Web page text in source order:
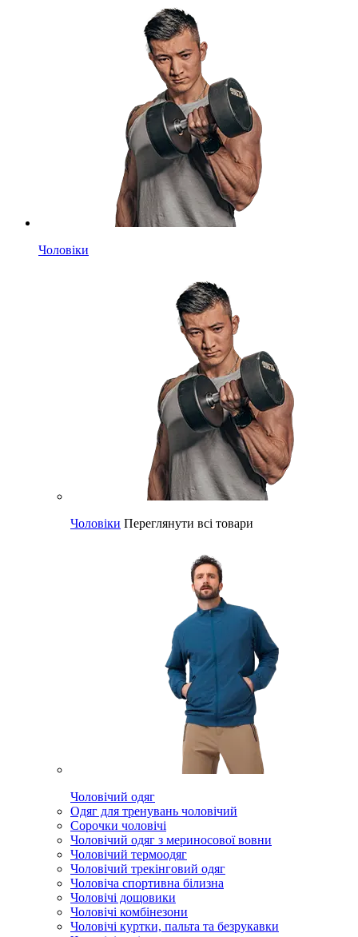
Чоловіки
Чоловіки Переглянути всі товари
Чоловічий одяг
Одяг для тренувань чоловічий
Сорочки чоловічі
Чоловічий одяг з мериносової вовни
Чоловічий термоодяг
Чоловічий трекінговий одяг
Чоловіча спортивна білизна
Чоловічі дощовики
Чоловічі комбінезони
Чоловічі куртки, пальта та безрукавки